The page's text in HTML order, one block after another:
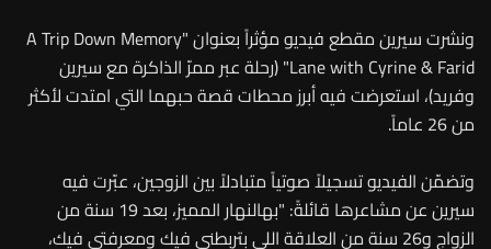
ونشرت سيرين مقطع فيديو مؤثراً بعنوان "A Trip Down Memory
Lane with Cyrine & Farid" (رحلة عبر ممرّ الذاكرة مع سيرين
وفريد)، استعرضت فيه أبرز محطات قصة حبهما التي امتدت لأكثر
من 26 عاماً.
وتضمّن الفيديو تسجيلاً صوتياً متبادلاً بين الزوجين، عبّرت فيه
سيرين عن مشاعرها قائلةً: "بهالنهار المميز، بعد 19 سنة من
الزواج و26 سنة من العلاقة اللي بتربطني فيك ومعرفتي فيك،